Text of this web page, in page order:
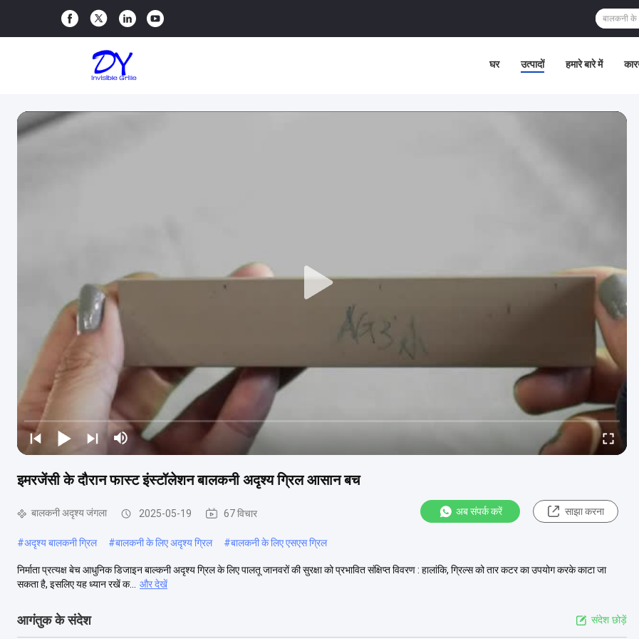
घर उत्पादों हमारे बारे में
इमरजेंसी के दौरान फास्ट इंस्टॉलेशन बालकनी अदृश्य ग्रिल आसान बच
बालकनी अदृश्य जंगला 2025-05-19 67 विचार अब संपर्क करें साझा करना
#अदृश्य बालकनी ग्रिल #बालकनी के लिए अदृश्य ग्रिल #बालकनी के लिए एसएस ग्रिल
निर्माता प्रत्यक्ष बेच आधुनिक डिजाइन बाल्कनी अदृश्य ग्रिल के लिए पालतू जानवरों की सुरक्षा को प्रभावित संक्षिप्त विवरण : हालांकि, ग्रिल्स को तार कटर का उपयोग करके काटा जा
सकता है, इसलिए यह ध्यान रखें क...
और देखें
आगंतुक के संदेश संदेश छोड़ें